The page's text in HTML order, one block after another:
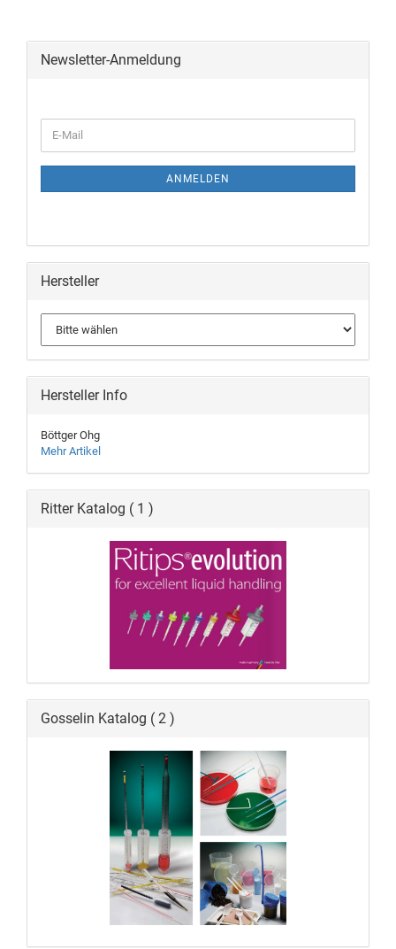
Newsletter-Anmeldung
ANMELDEN
Hersteller
Hersteller Info
Böttger Ohg
Mehr Artikel
Ritter Katalog ( 1 )
Gosselin Katalog ( 2 )